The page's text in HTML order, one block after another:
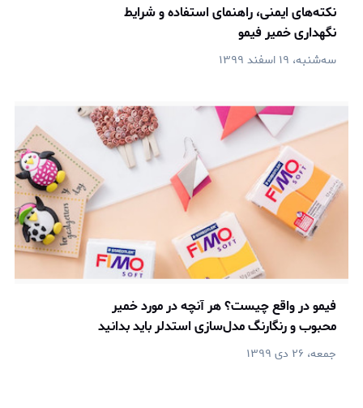
نکته‌های ایمنی، راهنمای استفاده و شرایط
نگهداری خمیر فیمو
سه‌شنبه، ۱۹ اسفند ۱۳۹۹
فیمو در واقع چیست؟ هر آنچه در مورد خمیر
محبوب و رنگارنگ مدل‌سازی استدلر باید بدانید
جمعه، ۲۶ دی ۱۳۹۹